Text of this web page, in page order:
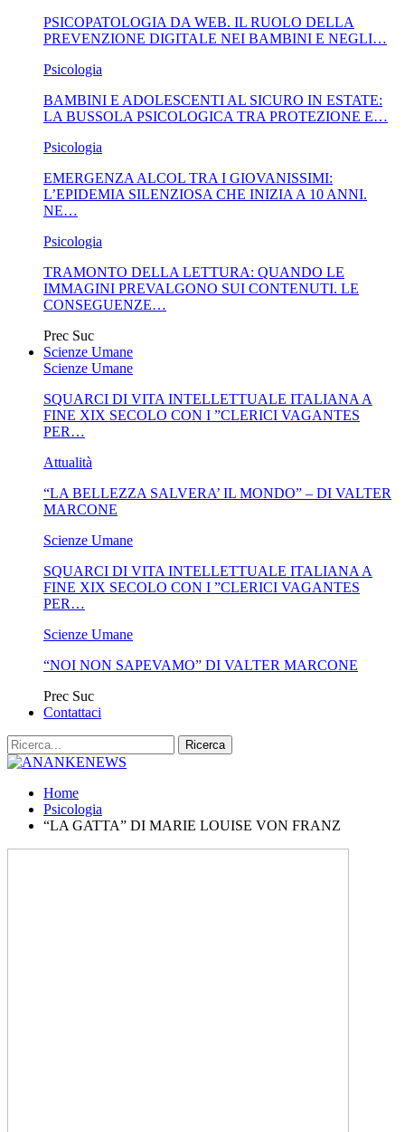
PSICOPATOLOGIA DA WEB. IL RUOLO DELLA
PREVENZIONE DIGITALE NEI BAMBINI E NEGLI…
Psicologia
BAMBINI E ADOLESCENTI AL SICURO IN ESTATE:
LA BUSSOLA PSICOLOGICA TRA PROTEZIONE E…
Psicologia
EMERGENZA ALCOL TRA I GIOVANISSIMI:
L’EPIDEMIA SILENZIOSA CHE INIZIA A 10 ANNI.
NE…
Psicologia
TRAMONTO DELLA LETTURA: QUANDO LE
IMMAGINI PREVALGONO SUI CONTENUTI. LE
CONSEGUENZE…
Prec Suc
Scienze Umane
Scienze Umane
SQUARCI DI VITA INTELLETTUALE ITALIANA A
FINE XIX SECOLO CON I ”CLERICI VAGANTES
PER…
Attualità
“LA BELLEZZA SALVERA’ IL MONDO” – DI VALTER
MARCONE
Scienze Umane
SQUARCI DI VITA INTELLETTUALE ITALIANA A
FINE XIX SECOLO CON I ”CLERICI VAGANTES
PER…
Scienze Umane
“NOI NON SAPEVAMO” DI VALTER MARCONE
Prec Suc
Contattaci
Home
Psicologia
“LA GATTA” DI MARIE LOUISE VON FRANZ